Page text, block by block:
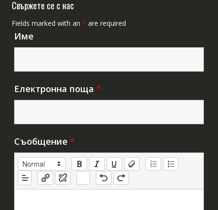
Свържете се с нас
Fields marked with an * are required
Име
Електронна поща *
Съобщение *